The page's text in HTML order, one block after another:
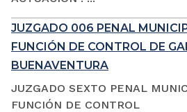
JUZGADO 006 PENAL
FUNCIÓN DE CONTROL DE
BUENAVENTURA
JUZGADO SEXTO PENAL
FUNCIÓN DE CONTROL